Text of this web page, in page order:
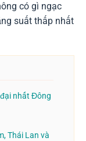
có gì ngạc
suất thấp nhất
nhất Đông
Thái Lan và